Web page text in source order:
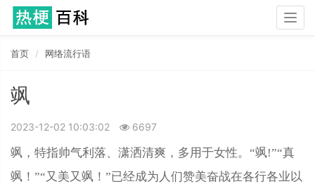
首页 网络流行语
飒
2023-12-02 10:03:02 6697
飒，特指帅气利落、潇洒清爽，多用于女性。“飒!”“真
飒！”“又美又飒！”已经成为人们赞美奋战在各行各业以